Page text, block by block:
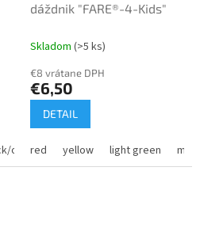
orange slate grey black/royal
dáždnik "FARE®-4-Kids"
Skladom (>5 ks)
€8 vrátane DPH
€6,50
DETAIL
red yellow light green